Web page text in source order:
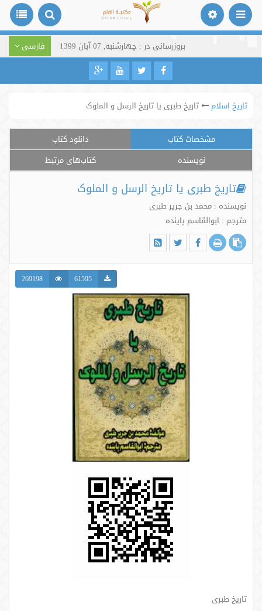
بروزرسانی در : چهارشنبه, 07 آبان 1399 فارسی
تاریخ اسلام تاریخ طبری یا تاریخ الرسل و الملوک
مشخصات کتاب
دانلود کتاب
نویسنده
کتاب‌های مرتبط
تاریخ طبری یا تاریخ الرسل و الملوک
نویسنده : محمد بن جریر طبری
مترجم : ابوالقاسم پاینده
61595
269198
تاریخ طبری